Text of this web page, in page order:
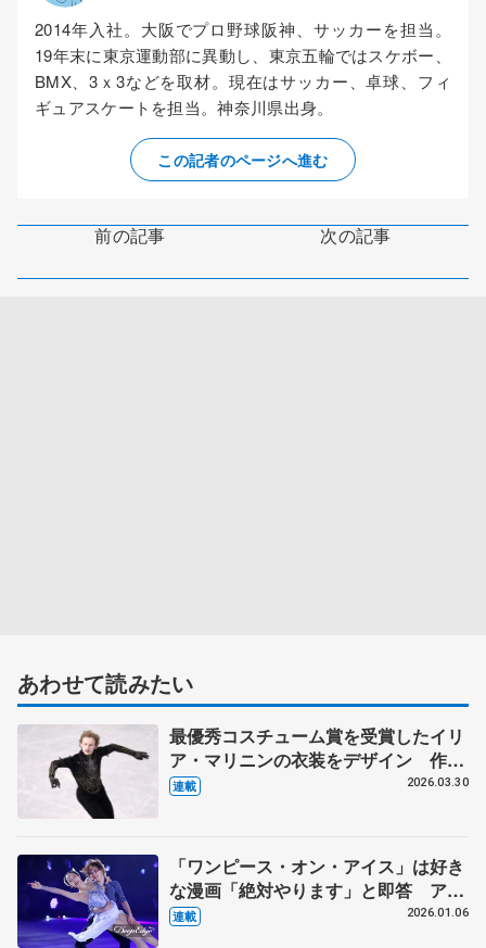
2014年入社。大阪でプロ野球阪神、サッカーを担当。
19年末に東京運動部に異動し、東京五輪ではスケボー、
BMX、3ｘ3などを取材。現在はサッカー、卓球、フィ
ギュアスケートを担当。神奈川県出身。
この記者のページへ進む
前の記事 次の記事
あわせて読みたい
最優秀コスチューム賞を受賞したイリ
ア・マリニンの衣装をデザイン 作り
手の考えが尊重される海外選手からの
連載 2026.03.30
「ワンピース・オン・アイス」は好き
な漫画「絶対やります」と即答 アイ
スショーはお客さんがメイン、純粋に
連載 2026.01.06